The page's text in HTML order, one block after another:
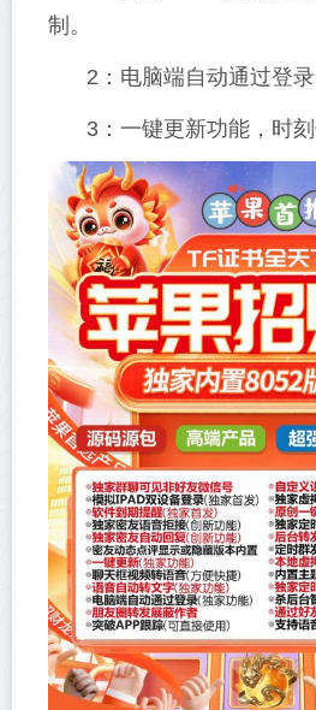
制。
2：电脑端自动通过登
3：一键更新功能，时刻